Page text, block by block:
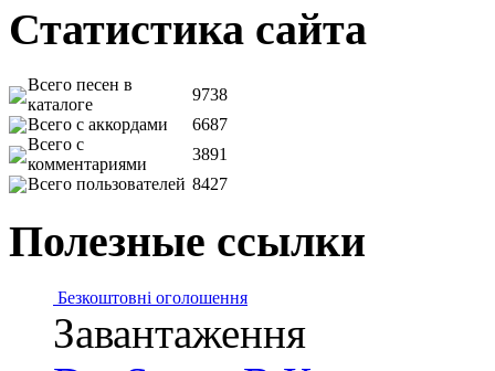
Статистика сайта
Всего песен в
каталоге
9738
Всего с аккордами
6687
Всего с
комментариями
3891
Всего пользователей 8427
Полезные ссылки
Безкоштовні оголошення
Завантаження